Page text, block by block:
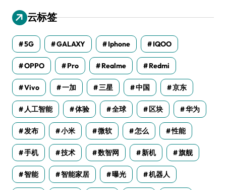
云标签
5G GALAXY Iphone IQOO
OPPO Pro Realme Redmi
Vivo 一加 三星 中国 京东
人工智能 体验 全球 区块 华为
发布 小米 微软 怎么 性能
手机 技术 数智网 新机 旗舰
智能 智能家居 曝光 机器人